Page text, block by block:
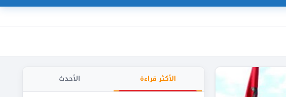
الأكثر قراءة الأحدث